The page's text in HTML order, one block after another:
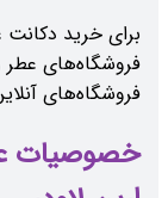
برای خرید دکانت
فروشگاه‌های عطر
فروشگاه‌های